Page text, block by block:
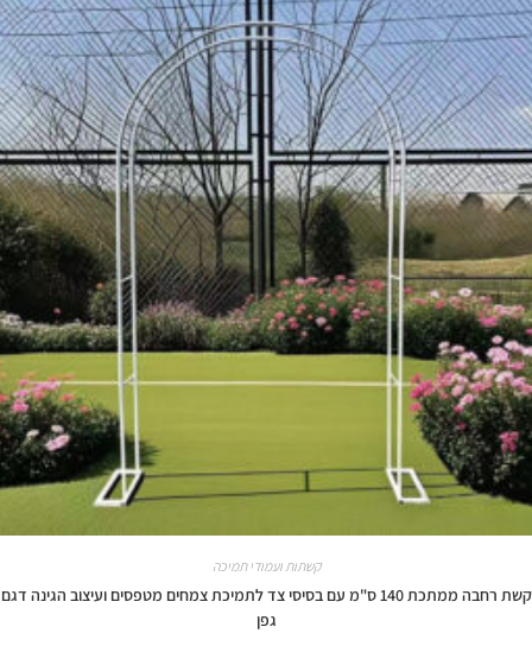
קשתות ועמודי תמיכה
קשת רחבה ממתכת 140 ס"מ עם בסיסי צד לתמיכת צמחים מטפסים ועיצוב הגינה דגם
גפן